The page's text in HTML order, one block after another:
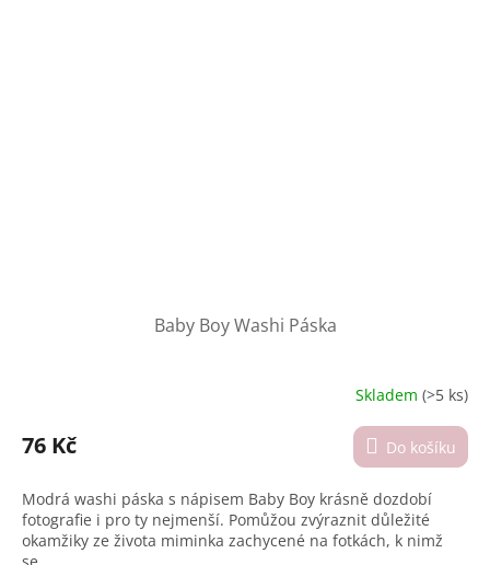
Baby Boy Washi Páska
produktu
je
z
5
hvězdiček.
Skladem(>5 ks)
76 Kč Do košíku
Modrá washi páska s nápisem Baby Boy krásně dozdobí
fotografie i pro ty nejmenší. Pomůžou zvýraznit důležité
okamžiky ze života miminka zachycené na fotkách, k nimž